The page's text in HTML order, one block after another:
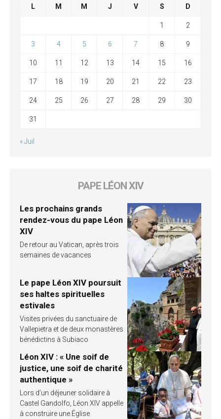
L M M J V S D
1 2
3 4 5 6 7 8 9
10 11 12 13 14 15 16
17 18 19 20 21 22 23
24 25 26 27 28 29 30
31
« Juil
PAPE LÉON XIV
Les prochains grands
rendez-vous du pape Léon
XIV
De retour au Vatican, après trois
semaines de vacances
Le pape Léon XIV poursuit
ses haltes spirituelles
estivales
Visites privées du sanctuaire de
Vallepietra et de deux monastères
bénédictins à Subiaco
Léon XIV : « Une soif de
justice, une soif de charité
authentique »
Lors d’un déjeuner solidaire à
Castel Gandolfo, Léon XIV appelle
à construire une Église